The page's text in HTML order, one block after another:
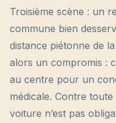
Troisième scène : un
commune bien
distance piétonne de
alors un compromis :
au centre pour un
médicale. Contre
voiture n’est pas